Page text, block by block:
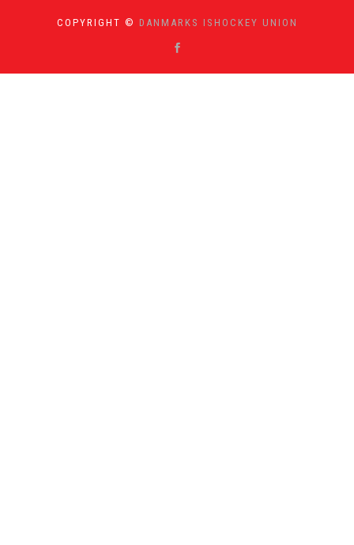
COPYRIGHT © DANMARKS ISHOCKEY UNION